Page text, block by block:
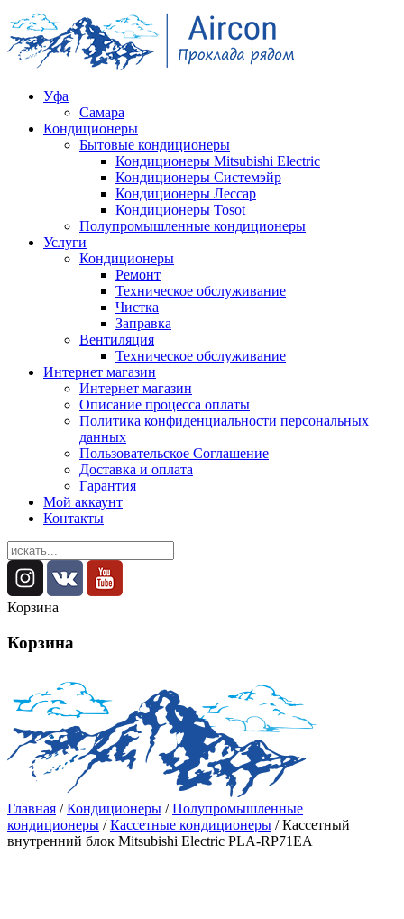
Уфа
Самара
Кондиционеры
Бытовые кондиционеры
Кондиционеры Mitsubishi Electric
Кондиционеры Системэйр
Кондиционеры Лессар
Кондиционеры Tosot
Полупромышленные кондиционеры
Услуги
Кондиционеры
Ремонт
Техническое обслуживание
Чистка
Заправка
Вентиляция
Техническое обслуживание
Интернет магазин
Интернет магазин
Описание процесса оплаты
Политика конфиденциальности персональных
данных
Пользовательское Соглашение
Доставка и оплата
Гарантия
Мой аккаунт
Контакты
Корзина
Корзина
Главная /Кондиционеры /Полупромышленные
кондиционеры /Кассетные кондиционеры / Кассетный
внутренний блок Mitsubishi Electric PLA-RP71EA